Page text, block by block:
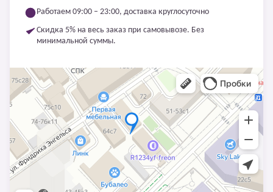
Работаем 09:00 – 23:00, доставка круглосуточно
Скидка 5% на весь заказ при самовывозе. Без
минимальной суммы.